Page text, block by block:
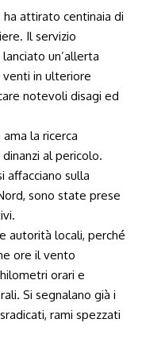
attirato centinaia di
Il servizio
un’allerta
venti in ulteriore
notevoli disagi ed
la ricerca
al pericolo.
affacciano sulla
sono state prese
autorità locali, perché
ore il vento
orari e
Si segnalano già i
rami spezzati